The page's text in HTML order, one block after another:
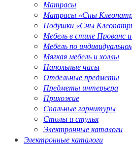
Матрасы
Матрасы «Сны
Подушки «Сны
Мебель в стиле Прованс
Мебель по
Мягкая мебель и холлы
Напольные часы
Отдельные предметы
Предметы интерьера
Прихожие
Спальные гарнитуры
Столы и стулья
Электронные каталоги
Электронные каталоги